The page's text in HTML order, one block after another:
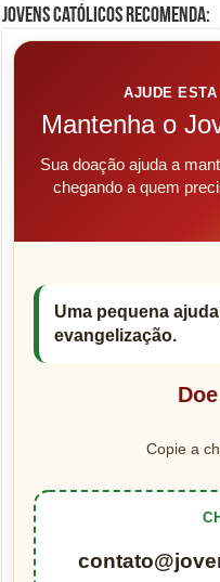
Jovens Católicos Recomenda:
AJUDE
Mantenha o
Sua doação ajuda a
chegando a quem
Uma pequena
evangelização.
Copie a